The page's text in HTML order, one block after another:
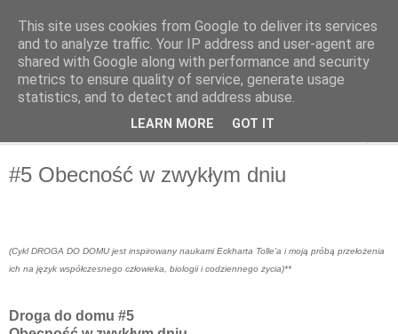
OffMatka
#5 Obecność w zwykłym dniu
(Cykl DROGA DO DOMU jest inspirowany naukami Eckharta Tolle'a i moją próbą przełożenia
ich na język współczesnego człowieka, biologii i codziennego życia)**
Droga do domu #5
This site uses cookies from Google to deliver its services
and to analyze traffic. Your IP address and user-agent are
shared with Google along with performance and security
metrics to ensure quality of service, generate usage
statistics, and to detect and address abuse.
LEARN MORE GOT IT